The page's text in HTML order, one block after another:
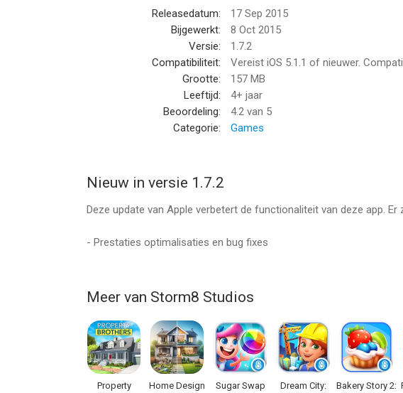
Volg Storm8 Studios!
www.storm8-studios.com
facebook.com/storm8
twitter.com/storm8
Polar Pop Mania van Storm8 Studios is een app voor iPhone, iPad
geschikt bevonden voor gebruikers met leeftijden vanaf
Releasedatum:
17 Sep 2015
Bijgewerkt:
8 Oct 2015
Versie:
1.7.2
Compatibiliteit:
Vereist iOS 5.1.1 of nieuwer.
Grootte:
157 MB
Leeftijd:
4+ jaar
Beoordeling:
4.2 van 5
Categorie:
Games
Nieuw in versie 1.7.2
Deze update van Apple verbetert de functionaliteit van deze app.
- Prestaties optimalisaties en bug fixes
Meer van Storm8 Studios
Property
Home Design
Sugar Swap
Dream City:
Bakery Story 2: